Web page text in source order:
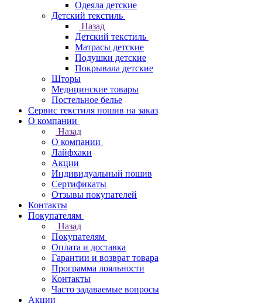
Одеяла детские
Детский текстиль
Назад
Детский текстиль
Матрасы детские
Подушки детские
Покрывала детские
Шторы
Медицинские товары
Постельное белье
Сервис текстиля пошив на заказ
О компании
Назад
О компании
Лайфхаки
Акции
Индивидуальный пошив
Сертификаты
Отзывы покупателей
Контакты
Покупателям
Назад
Покупателям
Оплата и доставка
Гарантии и возврат товара
Программа лояльности
Контакты
Часто задаваемые вопросы
Акции